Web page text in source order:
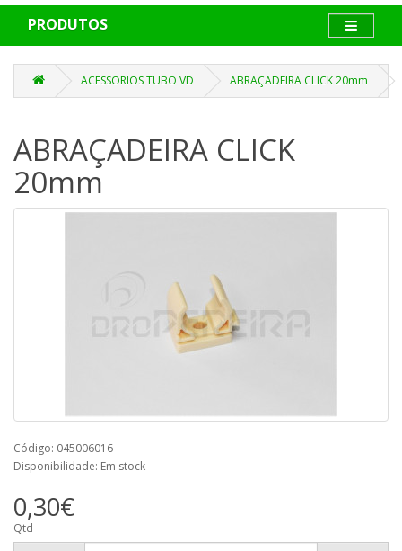
PRODUTOS
ACESSORIOS TUBO VD ABRAÇADEIRA CLICK 20mm
ABRAÇADEIRA CLICK
20mm
Código: 045006016
Disponibilidade: Em stock
0,30€
Qtd